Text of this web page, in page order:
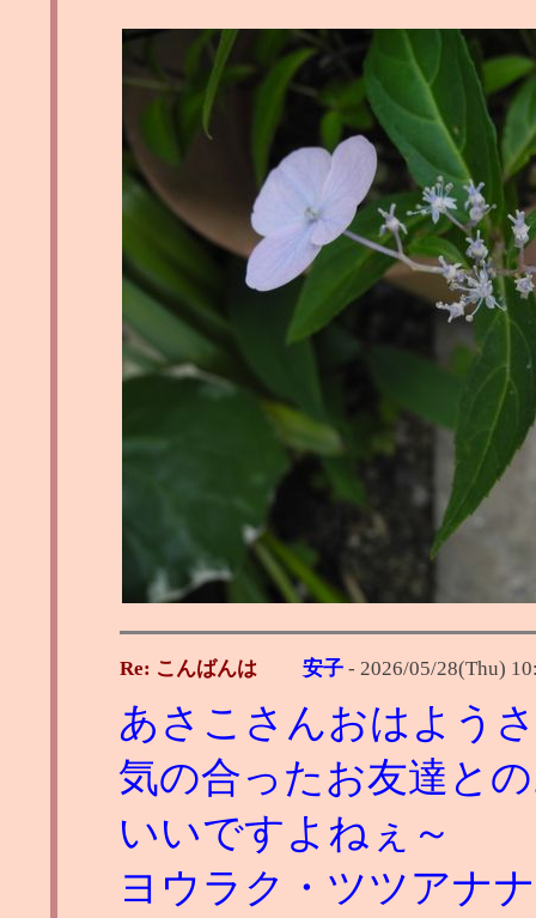
Re: こんばんは 安子 - 2026/05/28(Thu)
あさこさんおはよう
気の合ったお友達と
いいですよねぇ～
ヨウラク・ツツアナ